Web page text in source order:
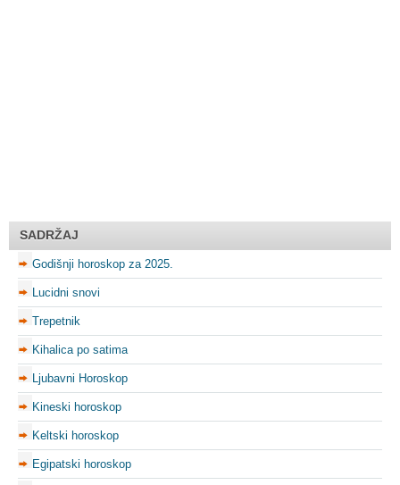
SADRŽAJ
Godišnji horoskop za 2025.
Lucidni snovi
Trepetnik
Kihalica po satima
Ljubavni Horoskop
Kineski horoskop
Keltski horoskop
Egipatski horoskop